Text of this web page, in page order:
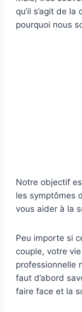
qu’il s’agit de
pourquoi nous
Notre objectif
les symptômes
vous aider à la
Peu importe si
couple, votre
professionnelle
faut d’abord
faire face et la